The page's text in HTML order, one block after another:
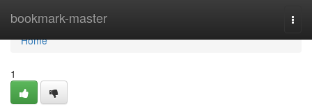
bookmark-master
Home
Home
1